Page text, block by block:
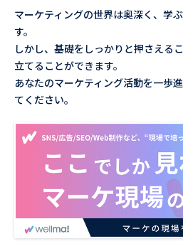
マーケティングの世界は奥深く、学
す。
しかし、基礎をしっかりと押さえる
立てることができます。
あなたのマーケティング活動を一歩
てください。